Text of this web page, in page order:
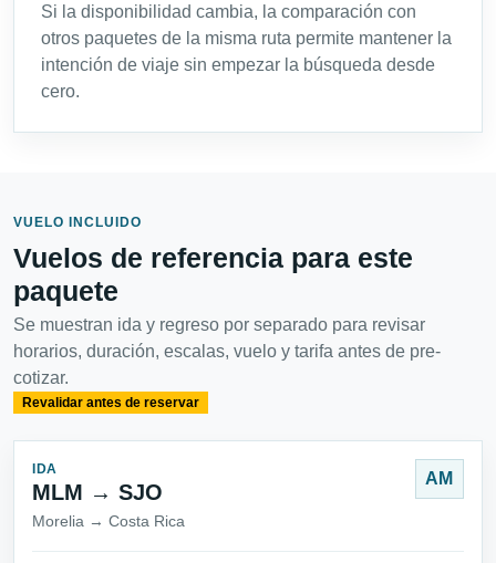
Si la disponibilidad cambia, la comparación con
otros paquetes de la misma ruta permite mantener la
intención de viaje sin empezar la búsqueda desde
cero.
VUELO INCLUIDO
Vuelos de referencia para este
paquete
Se muestran ida y regreso por separado para revisar
horarios, duración, escalas, vuelo y tarifa antes de pre-
cotizar.
Revalidar antes de reservar
IDA
MLM → SJO
Morelia → Costa Rica
AM